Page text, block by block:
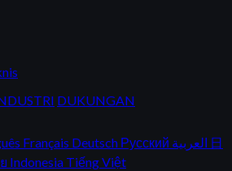
DUKUNGAN
Français Deutsch Русский
日
Indonesia Tiếng Việt